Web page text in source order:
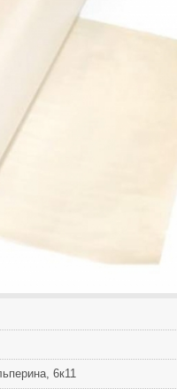
6к11